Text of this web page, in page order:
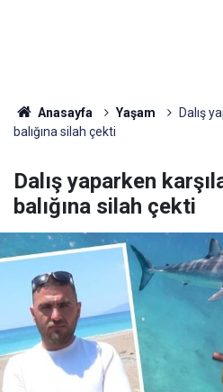
Anasayfa Yaşam
Dalış
balığına silah çekti
Dalış yaparken
balığına silah çekti